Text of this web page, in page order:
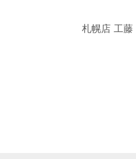
札幌店 工藤